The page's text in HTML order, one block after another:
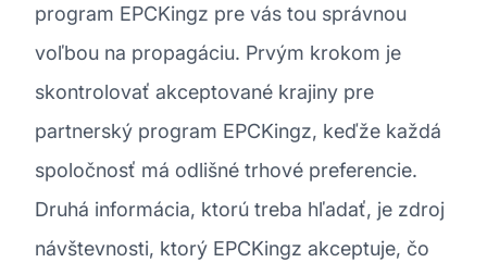
program EPCKingz pre vás tou správnou
voľbou na propagáciu. Prvým krokom je
skontrolovať akceptované krajiny pre
partnerský program EPCKingz, keďže každá
spoločnosť má odlišné trhové preferencie.
Druhá informácia, ktorú treba hľadať, je zdroj
návštevnosti, ktorý EPCKingz akceptuje, čo